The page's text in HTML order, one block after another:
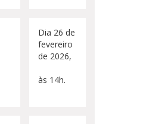
Dia 26 de
fevereiro
de 2026,
às 14h.